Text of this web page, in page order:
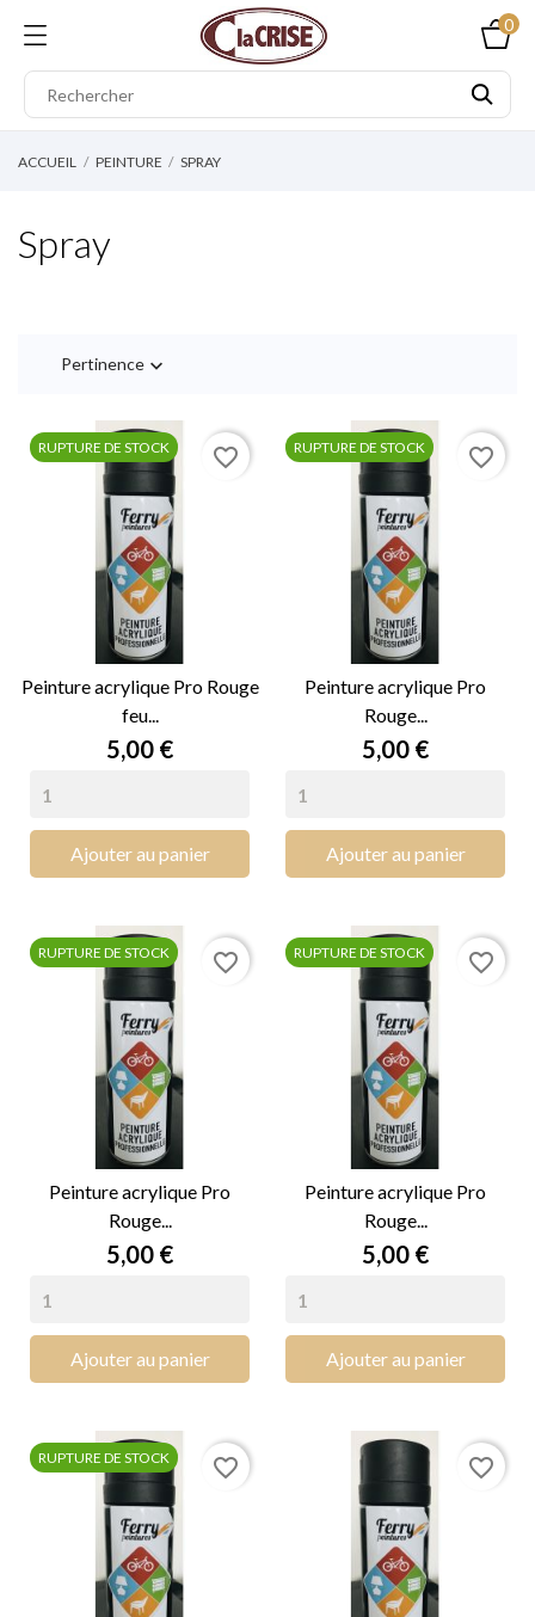
0
ACCUEIL PEINTURE SPRAY
Spray
Pertinence 
Peinture acrylique Pro Rouge
feu...
Prix
5,00 €
Ajouter au panier
RUPTURE DE STOCK favorite_border
Peinture acrylique Pro
Rouge...
Prix
5,00 €
Ajouter au panier
RUPTURE DE STOCK favorite_border
Peinture acrylique Pro
Rouge...
Prix
5,00 €
Ajouter au panier
RUPTURE DE STOCK favorite_border
Peinture acrylique Pro
Rouge...
Prix
5,00 €
Ajouter au panier
RUPTURE DE STOCK favorite_border
RUPTURE DE STOCK favorite_border favorite_border